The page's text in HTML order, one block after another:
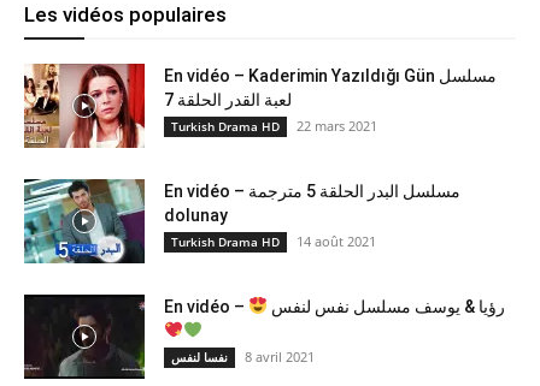
Les vidéos populaires
En vidéo – Kaderimin Yazıldığı Gün مسلسل
لعبة القدر الحلقة 7
Turkish Drama HD 22 mars 2021
En vidéo – مسلسل البدر الحلقة 5 مترجمة
dolunay
Turkish Drama HD 14 août 2021
En vidéo – رؤيا & يوسف مسلسل نفس لنفس
نفسا لنفس 8 avril 2021